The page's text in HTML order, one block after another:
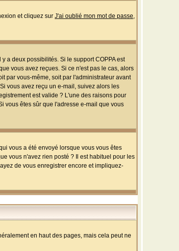
et cliquez sur J'ai oublié mon mot de passe,
a deux possibilités. Si le support COPPA est
vous avez reçues. Si ce n'est pas le cas, alors
par vous-même, soit par l'administrateur avant
vous avez reçu un e-mail, suivez alors les
est valide ? L'une des raisons pour
vous êtes sûr que l'adresse e-mail que vous
vous a été envoyé lorsque vous vous êtes
vous n'avez rien posté ? Il est habituel pour les
de vous enregistrer encore et impliquez-
en haut des pages, mais cela peut ne